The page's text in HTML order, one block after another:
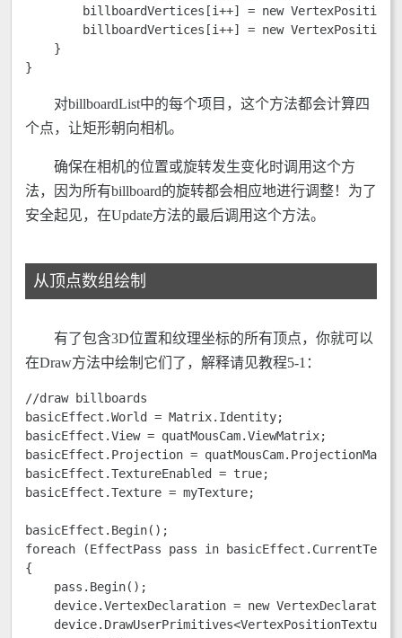
billboardVertices[i++] = new
billboardVertices[i++] = new
    }
}
对billboardList中的每个项目，这个方法都会计算四
个点，让矩形朝向相机。
确保在相机的位置或旋转发生变化时调用这个方
法，因为所有billboard的旋转都会相应地进行调整！为了
安全起见，在Update方法的最后调用这个方法。
从顶点数组绘制
有了包含3D位置和纹理坐标的所有顶点，你就可以
在Draw方法中绘制它们了，解释请见教程5-1：
//draw billboards
basicEffect.World = Matrix.Identity;
basicEffect.View = quatMousCam.ViewMatrix;
basicEffect.Projection =
basicEffect.TextureEnabled = true;
basicEffect.Texture = myTexture;
basicEffect.Begin();
foreach (EffectPass pass in
{
    pass.Begin();
device.VertexDeclaration = new